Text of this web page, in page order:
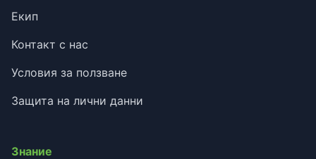
Екип
Контакт с нас
Условия за ползване
Защита на лични данни
Знание